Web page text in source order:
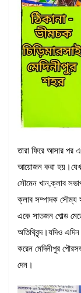
তারা ফিরে আসার পর
আয়োজন করা
সৌমেন খান,ক্লাব
ক্লাব সম্পাদক সৌম্য
একে সাতজন গোল্ড
অতিথিবৃন্দ।যদিও এদিন
করেন মেদিনীপুর
দেন।